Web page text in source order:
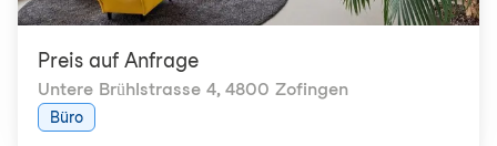
Preis auf Anfrage
Untere Brühlstrasse 4, 4800 Zofingen
Büro